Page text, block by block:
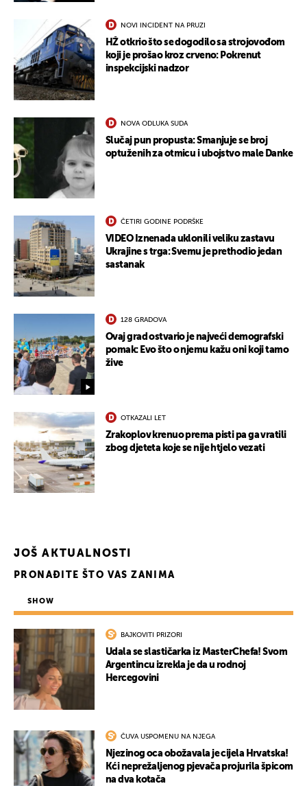
NOVI INCIDENT NA PRUZI
HŽ otkrio što se dogodilo sa strojovođom
koji je prošao kroz crveno: Pokrenut
inspekcijski nadzor
NOVA ODLUKA SUDA
Slučaj pun propusta: Smanjuje se broj
optuženih za otmicu i ubojstvo male Danke
ČETIRI GODINE PODRŠKE
VIDEO Iznenada uklonili veliku zastavu
Ukrajine s trga: Svemu je prethodio jedan
sastanak
128 GRADOVA
Ovaj grad ostvario je najveći demografski
pomak: Evo što o njemu kažu oni koji tamo
žive
OTKAZALI LET
Zrakoplov krenuo prema pisti pa ga vratili
zbog djeteta koje se nije htjelo vezati
JOŠ AKTUALNOSTI
PRONAĐITE ŠTO VAS ZANIMA
SHOW
BAJKOVITI PRIZORI
Udala se slastičarka iz MasterChefa! Svom
Argentincu izrekla je da u rodnoj
Hercegovini
ČUVA USPOMENU NA NJEGA
Njezinog oca obožavala je cijela Hrvatska!
Kći neprežaljenog pjevača projurila špicom
na dva kotača
UKLJUČITE NOTIFIKACIJE